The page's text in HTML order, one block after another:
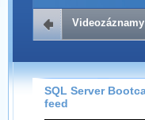
Záznamy na
přímo na
Silverlight
SQL Server
feed